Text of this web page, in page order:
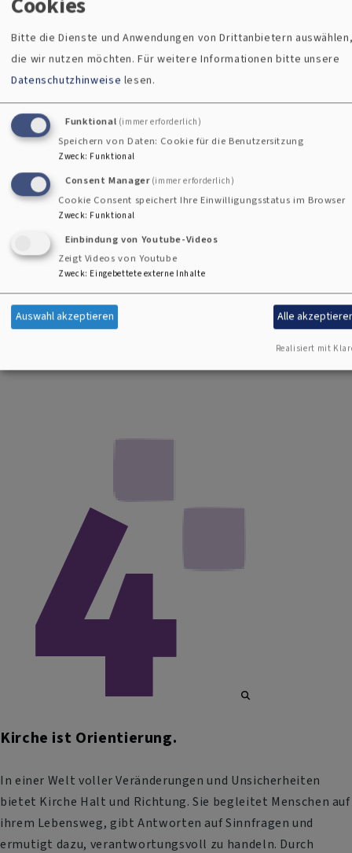
Kirche ist Gemeinschaft.
Kirche bringt Menschen zusammen – im Glauben, im Leben,
muss, wo wir einander zuhören, füreinander da sind und
gemeinsam feiern. In der Vielfalt der Menschen spiegelt sich
und Glaubende, Zweifelnde und Hoffende. Kirche ist
Gemeinschaft – weil sie verbindet, was im Alltag oft
getrennt ist, und weil wir gemeinsam mehr sind als allein.
Kirche ist Orientierung.
In einer Welt voller Veränderungen und Unsicherheiten
bietet Kirche Halt und Richtung. Sie begleitet Menschen auf
ihrem Lebensweg, gibt Antworten auf Sinnfragen und
ermutigt dazu, verantwortungsvoll zu handeln. Durch
Bitte die Dienste und Anwendungen von Drittanbietern
die wir nutzen möchten.Für weitere Informationen bitte unsere
Datenschutzhinweise lesen.
Funktional (immer erforderlich)
Speichern von Daten: Cookie für die Benutzersitzung
Zweck: Funktional
Consent Manager (immer erforderlich)
Cookie Consent speichert Ihre Einwilligungsstatus im Browser
Zweck: Funktional
Einbindung von Youtube-Videos
Zeigt Videos von Youtube
Zweck: Eingebettete externe Inhalte
Auswahl akzeptieren Alle
Realisiert mit